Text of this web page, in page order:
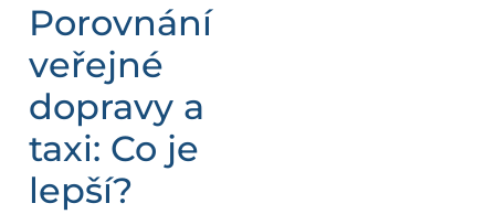
Porovnání
veřejné
dopravy a
taxi: Co je
lepší?